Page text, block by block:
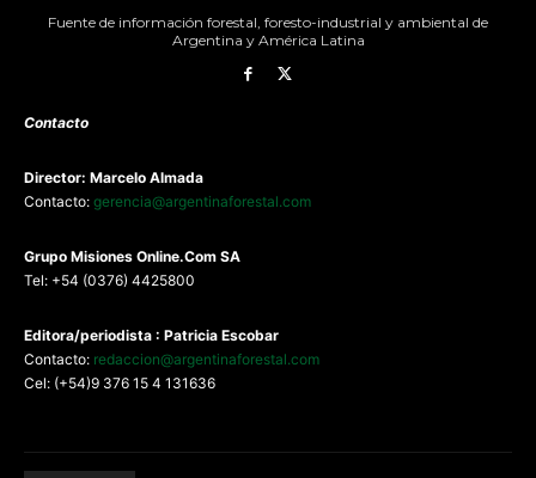
Fuente de información forestal, foresto-industrial y ambiental de
Argentina y América Latina
Contacto
Director: Marcelo Almada
Contacto: gerencia@argentinaforestal.com
Grupo Misiones Online.Com SA
Tel: +54 (0376) 4425800
Editora/periodista : Patricia Escobar
Contacto: redaccion@argentinaforestal.com
Cel: (+54)9 376 15 4 131636